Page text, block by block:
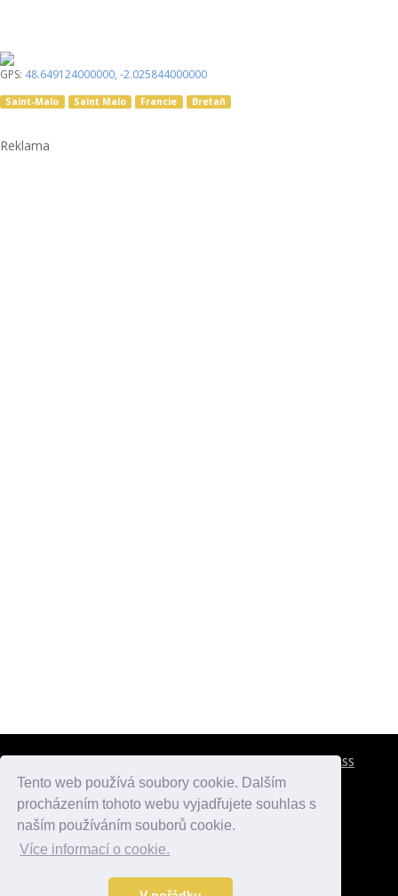
Tento web používá soubory cookie. Dalším
procházením tohoto webu vyjadřujete souhlas s
naším používáním souborů cookie.
Více informací o cookie.
GPS: 48.649124000000, -2.025844000000
Saint-Malo Saint Malo Francie Bretaň
Reklama
RSS
atlaspamatek.info
Data o počasí jsou přebírána z